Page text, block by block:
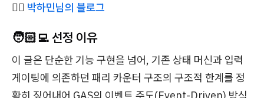
✍🏻 박하민님의 블로그
🧑🏻‍💻 선정 이유
이 글은 단순한 기능 구현을 넘어, 기존 상태 머신과 입력
게이팅에 의존하던 패리 카운터 구조의 구조적 한계를 정